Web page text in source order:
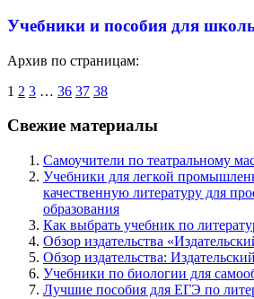
Учебники и пособия для
Архив по страницам:
1 2 3 … 36 37 38
Свежие материалы
Самоучители по театральному
Учебники для легкой
качественную литературу для
образования
Как выбрать учебник по
Обзор издательства
Обзор издательства:
Учебники по биологии для
Лучшие пособия для ЕГЭ по